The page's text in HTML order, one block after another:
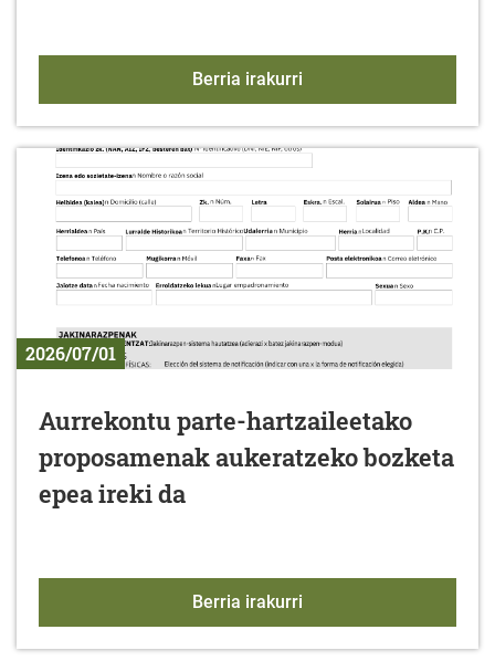
Berria irakurri
2026/07/01
Aurrekontu parte-hartzaileetako
proposamenak aukeratzeko bozketa
epea ireki da
Berria irakurri